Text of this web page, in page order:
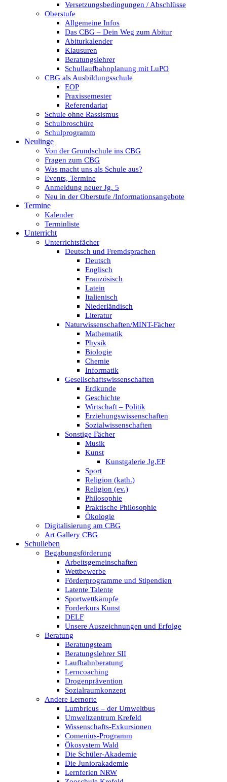
Versetzungsbedingungen / Abschlüsse
Oberstufe
Allgemeine Infos
Das CBG – Dein Weg zum Abitur
Abiturkalender
Klausuren
Beratungslehrer
Schullaufbahnplanung mit LuPO
CBG als Ausbildungsschule
EOP
Praxissemester
Referendariat
Schule ohne Rassismus
Schulbroschüre
Schulprogramm
Neulinge
Von der Grundschule ins CBG
Fragen zum CBG
Was macht uns als Schule aus?
Events, Termine
Anmeldung neuer Jg. 5
Neu in der Oberstufe /Informationsangebote
Termine
Kalender
Terminliste
Unterricht
Unterrichtsfächer
Deutsch und Fremdsprachen
Deutsch
Englisch
Französisch
Latein
Italienisch
Niederländisch
Literatur
Naturwissenschaften/MINT-Fächer
Mathematik
Physik
Biologie
Chemie
Informatik
Gesellschaftswissenschaften
Erdkunde
Geschichte
Wirtschaft – Politik
Erziehungswissenschaften
Sozialwissenschaften
Sonstige Fächer
Musik
Kunst
Kunstgalerie Jg.EF
Sport
Religion (kath.)
Religion (ev.)
Philosophie
Praktische Philosophie
Ökologie
Digitalisierung am CBG
Art Gallery CBG
Schulleben
Begabungsförderung
Arbeitsgemeinschaften
Wettbewerbe
Förderprogramme und Stipendien
Latente Talente
Sportwettkämpfe
Forderkurs Kunst
DELF
Unsere Auszeichnungen und Erfolge
Beratung
Beratungsteam
Beratungslehrer SII
Laufbahnberatung
Lerncoaching
Drogenprävention
Sozialraumkonzept
Andere Lernorte
Lumbricus – der Umweltbus
Umweltzentrum Krefeld
Wissenschafts-Exkursionen
Comenius-Programm
Ökosystem Wald
Die Schüler-Akademie
Die Juniorakademie
Lernferien NRW